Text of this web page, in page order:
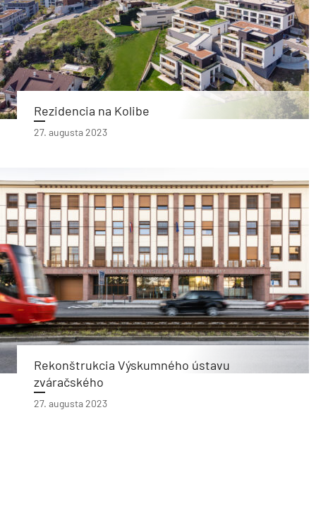
Rezidencia na Kolibe
27. augusta 2023
Rekonštrukcia Výskumného ústavu
zváračského
27. augusta 2023